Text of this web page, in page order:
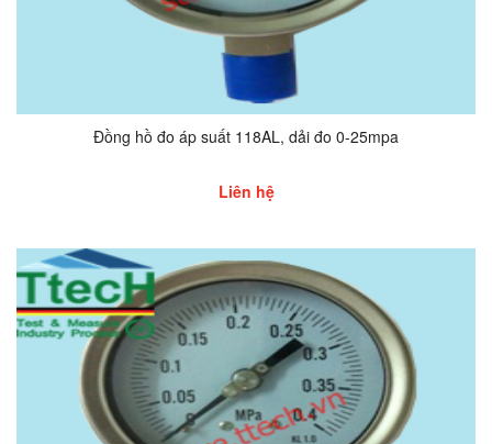
Đồng hồ đo áp suất 118AL, dải đo 0-25mpa
Liên hệ